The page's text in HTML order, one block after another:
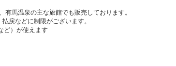
馬温泉の主な旅館でも販売しております。
戻などに制限がございます。
ど）が使えます